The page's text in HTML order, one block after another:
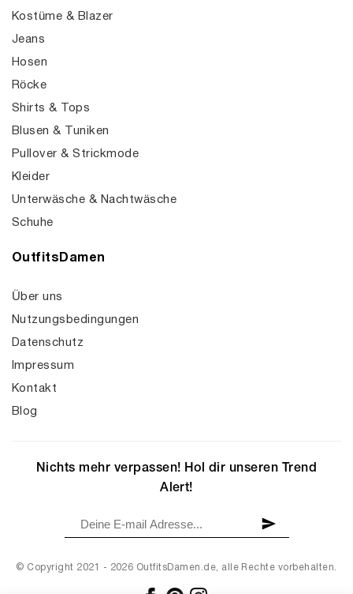
Kostüme & Blazer
Jeans
Hosen
Röcke
Shirts & Tops
Blusen & Tuniken
Pullover & Strickmode
Kleider
Unterwäsche & Nachtwäsche
Schuhe
OutfitsDamen
Über uns
Nutzungsbedingungen
Datenschutz
Impressum
Kontakt
Blog
© Copyright 2021 - 2026 OutfitsDamen.de, alle Rechte vorbehalten.
Nichts mehr verpassen! Hol dir unseren Trend
Alert!